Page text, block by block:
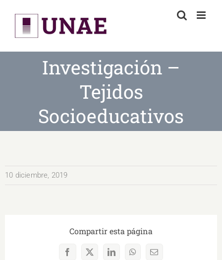
content
Investigación –
Tejidos
Socioeducativos
10 diciembre, 2019
Compartir esta página
Facebook
X LinkedInWhatsAppCorreo